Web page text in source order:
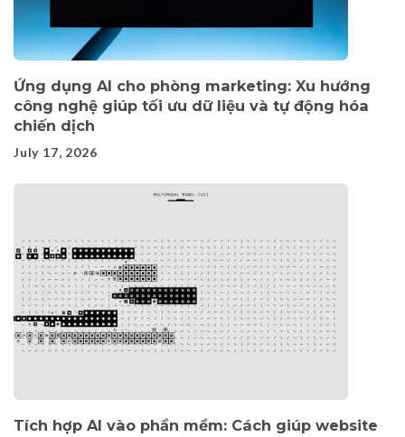
Ứng dụng AI cho phòng marketing: Xu hướng
công nghệ giúp tối ưu dữ liệu và tự động hóa
chiến dịch
July 17, 2026
Tích hợp AI vào phần mềm: Cách giúp website